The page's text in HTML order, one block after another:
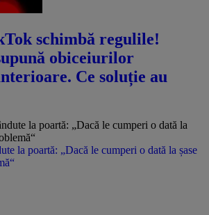
schimbă regulile!
obiceiurilor
Ce soluție au
la poartă: „Dacă le cumperi o dată la șase